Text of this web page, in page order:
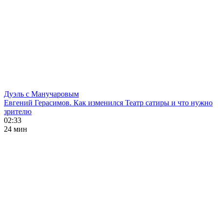
Дуэль с Манучаровым
Евгений Герасимов. Как изменился Театр сатиры и что нужно
зрителю
02:33
24 мин